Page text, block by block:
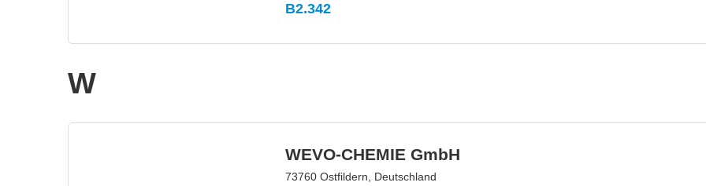
B2.342
W
WEVO-CHEMIE GmbH
73760 Ostfildern, Deutschland